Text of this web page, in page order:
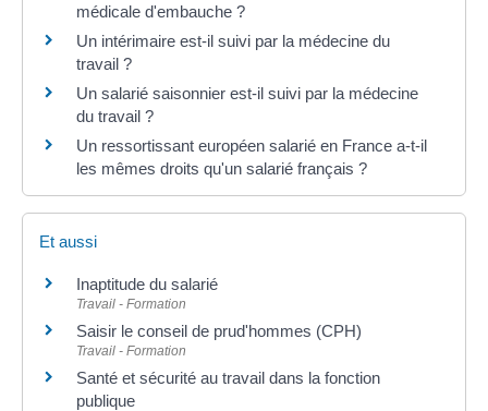
médicale d'embauche ?
Un intérimaire est-il suivi par la médecine du
travail ?
Un salarié saisonnier est-il suivi par la médecine
du travail ?
Un ressortissant européen salarié en France a-t-il
les mêmes droits qu'un salarié français ?
Et aussi
Inaptitude du salarié
Travail - Formation
Saisir le conseil de prud'hommes (CPH)
Travail - Formation
Santé et sécurité au travail dans la fonction
publique